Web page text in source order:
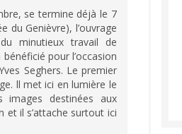
se termine déjà le 7
du Genièvre), l’ouvrage
minutieux travail de
pour l’occasion
Seghers. Le premier
ll met ici en lumière le
images destinées aux
et il s’attache surtout ici